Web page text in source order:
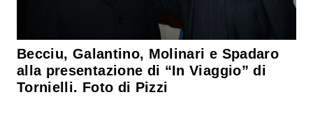
Becciu, Galantino, Molinari e Spadaro
alla presentazione di “In Viaggio” di
Tornielli. Foto di Pizzi